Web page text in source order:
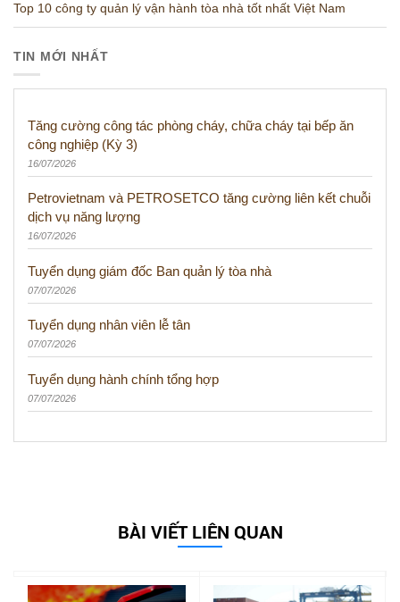
Top 10 công ty quản lý vận hành tòa nhà tốt nhất Việt Nam
TIN MỚI NHẤT
Tăng cường công tác phòng cháy, chữa cháy tại bếp ăn
công nghiệp (Kỳ 3)
16/07/2026
Petrovietnam và PETROSETCO tăng cường liên kết chuỗi
dịch vụ năng lượng
16/07/2026
Tuyển dụng giám đốc Ban quản lý tòa nhà
07/07/2026
Tuyển dụng nhân viên lễ tân
07/07/2026
Tuyển dụng hành chính tổng hợp
07/07/2026
BÀI VIẾT LIÊN QUAN